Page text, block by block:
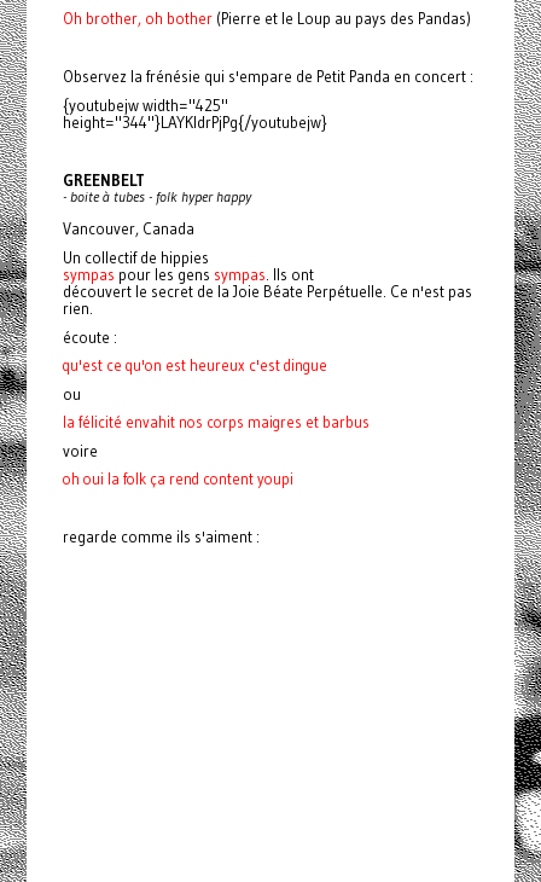
Oh brother, oh bother(Pierre et le Loup au pays des Pandas)
Observez la frénésie qui s'empare de Petit Panda en concert :
{youtubejw width="425"
height="344"}LAYKldrPjPg{/youtubejw}
GREENBELT
- boite à tubes - folk hyper happy
Vancouver, Canada
Un collectif de hippies
sympas pour les gens sympas . Ils ont
découvert le secret de la Joie Béate Perpétuelle. Ce n'est pas
rien.
écoute :
qu'est ce qu'on est heureux c'est dingue
ou
la félicité envahit nos corps maigres et barbus
voire
oh oui la folk ça rend content youpi
regarde comme ils s'aiment :